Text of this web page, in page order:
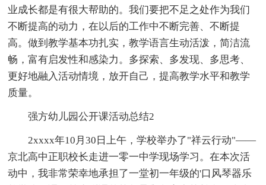
业成长都是有很大帮助的。我们要把不足之处作为我们
不断提高的动力，在以后的工作中不断完善、不断提
高。做到教学基本功扎实，教学语言生动活泼，简洁流
畅，富有启发性和感染力。多探索、多发现、多思考、
更好地融入活动情境，放开自己，提高教学水平和教学
质量。
强方幼儿园公开课活动总结2
2xxxx年10月30日上午，学校举办了"祥云行动"——
京北高中正职校长走进一零一中学现场学习。在本次活
动中，我非常荣幸地承担了一堂初一年级的'口风琴器乐